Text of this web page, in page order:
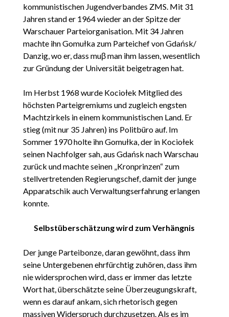
kommunistischen Jugendverbandes ZMS. Mit 31
Jahren stand er 1964 wieder an der Spitze der
Warschauer Parteiorganisation. Mit 34 Jahren
machte ihn Gomułka zum Parteichef von Gdańsk/
Danzig, wo er, dass muβ man ihm lassen, wesentlich
zur Gründung der Universität beigetragen hat.
Im Herbst 1968 wurde Kociołek Mitglied des
höchsten Parteigremiums und zugleich engsten
Machtzirkels in einem kommunistischen Land. Er
stieg (mit nur 35 Jahren) ins Politbüro auf. Im
Sommer 1970 holte ihn Gomułka, der in Kociołek
seinen Nachfolger sah, aus Gdańsk nach Warschau
zurück und machte seinen „Kronprinzen“ zum
stellvertretenden Regierungschef, damit der junge
Apparatschik auch Verwaltungserfahrung erlangen
konnte.
Selbstüberschätzung wird zum Verhängnis
Der junge Parteibonze, daran gewöhnt, dass ihm
seine Untergebenen ehrfürchtig zuhören, dass ihm
nie widersprochen wird, dass er immer das letzte
Wort hat, überschätzte seine Überzeugungskraft,
wenn es darauf ankam, sich rhetorisch gegen
massiven Widerspruch durchzusetzen. Als es im